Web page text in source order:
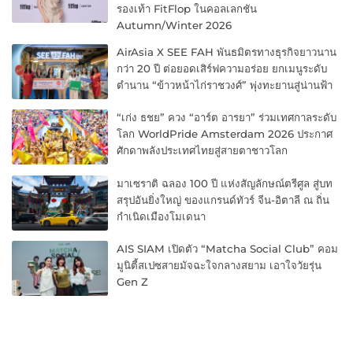
รองเท้า FitFlop ในคอลเลกชัน
Autumn/Winter 2026
AirAsia X SEE FAH พันธมิตรทางธุรกิจยาวนาน
กว่า 20 ปี ต่อยอดเสิร์ฟความอร่อย ยกเมนูระดับ
ตำนาน “ข้าวหน้าไก่ราชวงศ์” พุ่งทะยานสู่น่านฟ้า
“เก่ง ธชย” ควง “อาร์ต อารยา” ร่วมเทศกาลระดับ
โลก WorldPride Amsterdam 2026 ประกาศ
ศักดาพลังประเทศไทยสู่สายตาชาวโลก
มาเซราติ ฉลอง 100 ปี แห่งสัญลักษณ์ตรีศูล สู่บท
สรุปอันยิ่งใหญ่ ของแกรนด์ทัวร์ จีน-อิตาลี ณ ถิ่น
กำเนิดเมืองโมเดนา
AIS SIAM เปิดตัว “Matcha Social Club” คอม
มูนิตี้สเปซสายมัจฉะใจกลางสยาม เอาใจวัยรุ่น
Gen Z